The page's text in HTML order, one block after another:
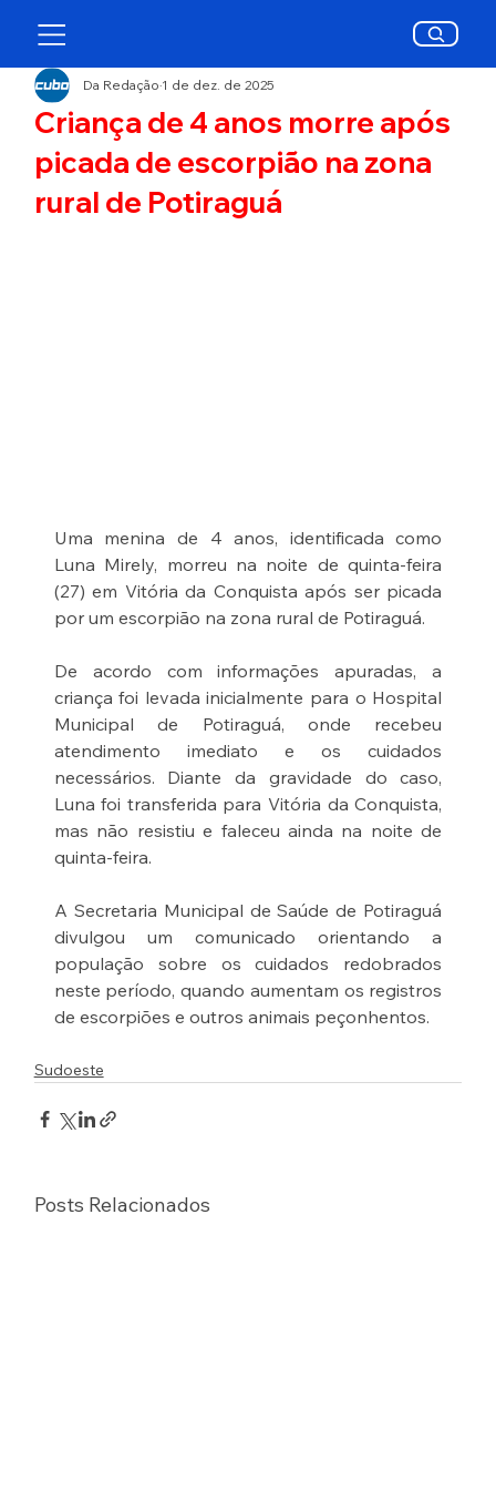
Criança de 4 anos morre após
picada de escorpião na zona
rural de Potiraguá
Da Redação1 de dez. de 2025
Uma menina de 4 anos, identificada como
Luna Mirely, morreu na noite de quinta-feira
(27) em Vitória da Conquista após ser picada
por um escorpião na zona rural de Potiraguá.
De acordo com informações apuradas, a
criança foi levada inicialmente para o Hospital
Municipal de Potiraguá, onde recebeu
atendimento imediato e os cuidados
necessários. Diante da gravidade do caso,
Luna foi transferida para Vitória da Conquista,
mas não resistiu e faleceu ainda na noite de
quinta-feira.
A Secretaria Municipal de Saúde de Potiraguá
divulgou um comunicado orientando a
população sobre os cuidados redobrados
neste período, quando aumentam os registros
de escorpiões e outros animais peçonhentos.
Sudoeste
Posts Relacionados